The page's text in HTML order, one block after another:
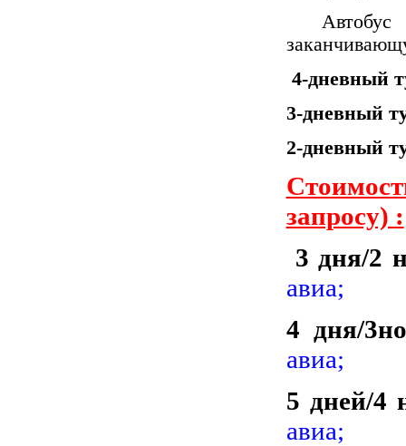
4-дневный
3-дневный
2-дневный
запросу) :
3 дня/2
авиа;
4 дня/
авиа;
5 дней/4
авиа;